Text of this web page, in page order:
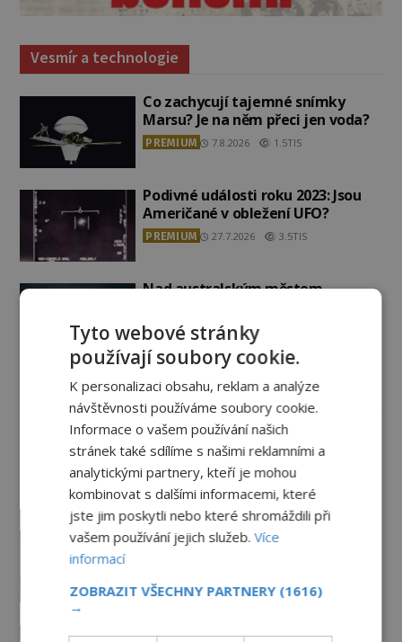
Vesmír a technologie
Co zachycují tajemné snímky
Marsu? Je na něm přeci jen voda?
PREMIUM 7.8.2026 1.5TIS
Podivné události roku 2023: Jsou
Američané v obležení UFO?
PREMIUM 27.7.2026 3.5TIS
Nad australským městem
PREMIUM 4.7.2026
Záhady historie
Ayia Napa: Kyperské vodní
monstrum s mírumilovnou
povahou
7.8.2026 4.2TIS
Ztracený hrob svatého Mikuláše:
7.8.2026 1.6TIS
Kam zmizely ostatky světců?
Tyto webové stránky
používají soubory cookie.
K personalizaci obsahu, reklam a analýze
návštěvnosti používáme soubory cookie.
Informace o vašem používání našich
stránek také sdílíme s našimi reklamními a
analytickými partnery, kteří je mohou
kombinovat s dalšími informacemi, které
jste jim poskytli nebo které shromáždili při
vašem používání jejich služeb.Více
informací
ZOBRAZIT VŠECHNY PARTNERY (1616)
→